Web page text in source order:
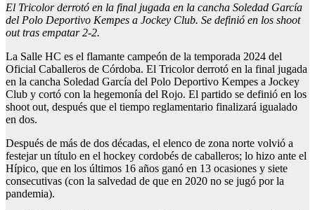
El Tricolor derrotó en la final jugada en la cancha Soledad García
del Polo Deportivo Kempes a Jockey Club. Se definió en los shoot
out tras empatar 2-2.
La Salle HC es el flamante campeón de la temporada 2024 del
Oficial Caballeros de Córdoba. El Tricolor derrotó en la final jugada
en la cancha Soledad García del Polo Deportivo Kempes a Jockey
Club y cortó con la hegemonía del Rojo. El partido se definió en los
shoot out, después que el tiempo reglamentario finalizará igualado
en dos.
Después de más de dos décadas, el elenco de zona norte volvió a
festejar un título en el hockey cordobés de caballeros; lo hizo ante el
Hípico, que en los últimos 16 años ganó en 13 ocasiones y siete
consecutivas (con la salvedad de que en 2020 no se jugó por la
pandemia).